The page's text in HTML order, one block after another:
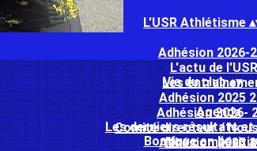
L'USR Athlétisme ▴
Adhésion 2026-
L'actu de
Les
Adhésion 2025
Adhésion 2026-
Comité directeur /
Adhésion 2025
Vie du club▴▾
Agenda
Les derniers résultats et
Nos
Boutique en ligne▴